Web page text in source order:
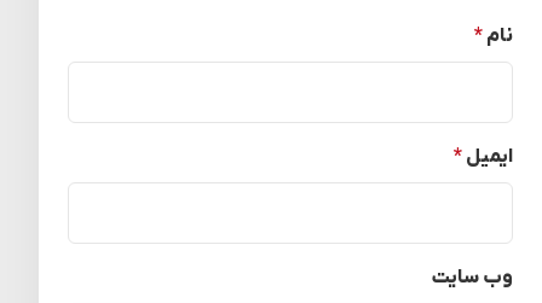
نام *
ایمیل *
وب‌ سایت